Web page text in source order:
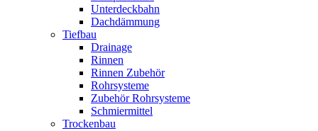
Unterdeckbahn
Dachdämmung
Tiefbau
Drainage
Rinnen
Rinnen Zubehör
Rohrsysteme
Zubehör Rohrsysteme
Schmiermittel
Trockenbau